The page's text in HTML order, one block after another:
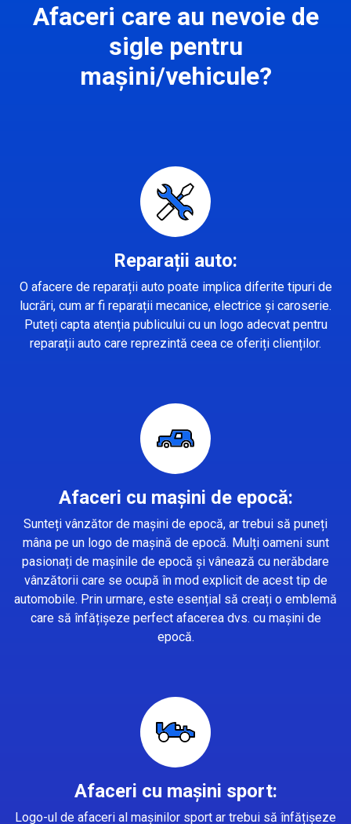
Afaceri care au nevoie de
sigle pentru
mașini/vehicule?
Reparații auto:
O afacere de reparații auto poate implica diferite tipuri de
lucrări, cum ar fi reparații mecanice, electrice și caroserie.
Puteți capta atenția publicului cu un logo adecvat pentru
reparații auto care reprezintă ceea ce oferiți clienților.
Afaceri cu mașini de epocă:
Sunteți vânzător de mașini de epocă, ar trebui să puneți
mâna pe un logo de mașină de epocă. Mulți oameni sunt
pasionați de mașinile de epocă și vânează cu nerăbdare
vânzătorii care se ocupă în mod explicit de acest tip de
automobile. Prin urmare, este esențial să creați o emblemă
care să înfățișeze perfect afacerea dvs. cu mașini de
epocă.
Afaceri cu mașini sport:
Logo-ul de afaceri al mașinilor sport ar trebui să înfățișeze